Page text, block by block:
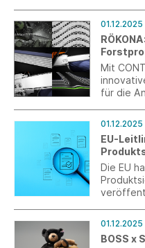
verstärkt
01.12.2025
Mit
für die
01.12.2025
EU-
Die EU
01.12.2025
BOSS x